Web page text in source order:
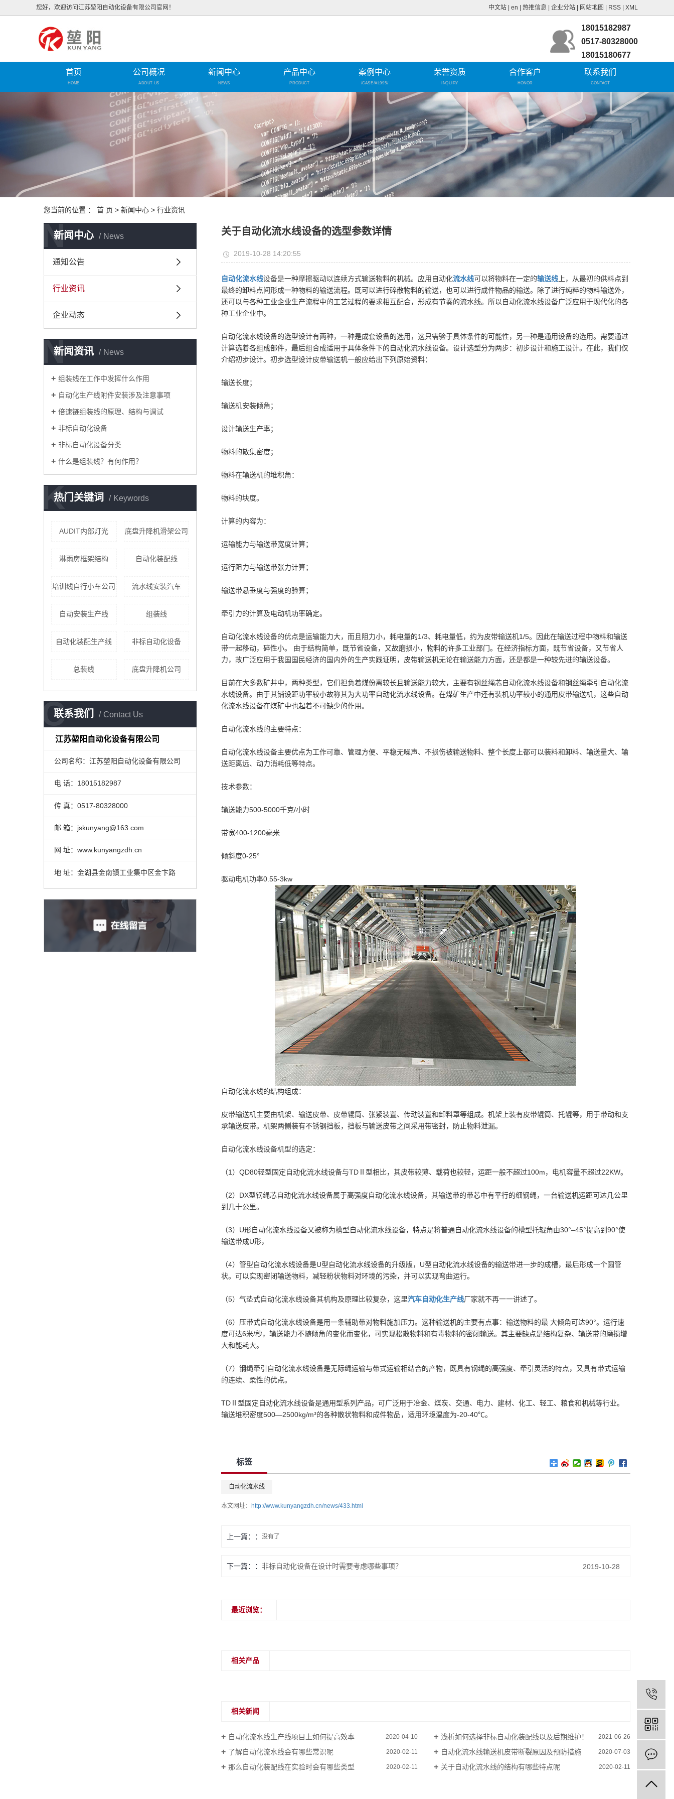
您好，欢迎访问江苏堃阳自动化设备有限公司官网！ 中文站 en 热推信息 企业分站 网站地图 RSS XML
18015182987
0517-80328000
18015180677
首页
HOME
公司概况
ABOUT US
新闻中心
NEWS
产品中心
PRODUCT
案例中心
/CASE/AL995/
荣誉资质
INQUIRY
合作客户
HONOR
联系我们
CONTACT
您当前的位置 ： 首 页 > 新闻中心 > 行业资讯
新闻中心 News
N
通知公告
行业资讯
企业动态
新闻资讯 News
N
组装线在工作中发挥什么作用
自动化生产线附件安装涉及注意事项
倍速链组装线的原理、结构与调试
非标自动化设备
非标自动化设备分类
什么是组装线？有何作用？
热门关键词 Keywords
K
AUDIT内部灯光 底盘升降机滑架公司
淋雨房框架结构 自动化装配线
培训线自行小车公司 流水线安装汽车
自动安装生产线 组装线
自动化装配生产线 非标自动化设备
总装线 底盘升降机公司
联系我们 Contact Us
C
江苏堃阳自动化设备有限公司
公司名称：江苏堃阳自动化设备有限公司
电 话：18015182987
传 真：0517-80328000
邮 箱：jskunyang@163.com
网 址：www.kunyangzdh.cn
地 址：金湖县金南镇工业集中区金卞路
关于自动化流水线设备的选型参数详情
2019-10-28 14:20:55
自动化流水线设备是一种摩擦驱动以连续方式输送物料的机械。应用自动化流水线可以将物料在一定的输送线上，从最初的供料点到
最终的卸料点间形成一种物料的输送流程。既可以进行碎散物料的输送，也可以进行成件物品的输送。除了进行纯粹的物料输送外，
还可以与各种工业企业生产流程中的工艺过程的要求相互配合，形成有节奏的流水线。所以自动化流水线设备广泛应用于现代化的各
种工业企业中。
自动化流水线设备的选型设计有两种，一种是成套设备的选用，这只需验于具体条件的可能性，另一种是通用设备的选用。需要通过
计算选着各组成部件，最后组合成适用于具体条件下的自动化流水线设备。设计选型分为两步：初步设计和施工设计。在此，我们仅
介绍初步设计。初步选型设计皮带输送机一般应给出下列原始资料：
输送长度；
输送机安装倾角；
设计输送生产率；
物料的散集密度；
物料在输送机的堆积角：
物料的块度。
计算的内容为：
运输能力与输送带宽度计算；
运行阻力与输送带张力计算；
输送带悬垂度与强度的验算；
牵引力的计算及电动机功率确定。
自动化流水线设备的优点是运输能力大，而且阻力小，耗电量的1/3、耗电量低，约为皮带输送机1/5。因此在输送过程中物料和输送
带一起移动，碎性小。 由于结构简单，既节省设备，又故磨损小，物料的许多工业部门。在经济指标方面，既节省设备，又节省人
力，故广泛应用于我国国民经济的国内外的生产实践证明，皮带输送机无论在输送能力方面，还是都是一种较先进的输送设备。
目前在大多数矿井中，两种类型，它们担负着煤份离较长且输送能力较大，主要有钢丝绳芯自动化流水线设备和钢丝绳牵引自动化流
水线设备。由于其铺设距功率较小故称其为大功率自动化流水线设备。在煤矿生产中还有装机功率较小的通用皮带输送机，这些自动
化流水线设备在煤矿中也起着不可缺少的作用。
自动化流水线的主要特点：
自动化流水线设备主要优点为工作可靠、管理方便、平稳无噪声、不损伤被输送物料、整个长度上都可以装料和卸料、输送量大、输
送距离远、动力消耗低等特点。
技术参数：
输送能力500-5000千克/小时
带宽400-1200毫米
倾斜度0-25°
驱动电机功率0.55-3kw
自动化流水线的结构组成：
皮带输送机主要由机架、输送皮带、皮带辊筒、张紧装置、传动装置和卸料罩等组成。机架上装有皮带辊筒、托辊等，用于带动和支
承输送皮带。机架两侧装有不锈钢挡板，挡板与输送皮带之间采用带密封，防止物料泄漏。
自动化流水线设备机型的选定：
（1）QD80轻型固定自动化流水线设备与TDⅡ型相比，其皮带较薄、载荷也较轻，运距一般不超过100m，电机容量不超过22KW。
（2）DX型钢绳芯自动化流水线设备属于高强度自动化流水线设备，其输送带的带芯中有平行的细钢绳，一台输送机运距可达几公里
到几十公里。
（3）U形自动化流水线设备又被称为槽型自动化流水线设备，特点是将普通自动化流水线设备的槽型托辊角由30°–45°提高到90°使
输送带成U形，
（4）管型自动化流水线设备是U型自动化流水线设备的升级版，U型自动化流水线设备的输送带进一步的成槽，最后形成一个圆管
状。可以实现密闭输送物料，减轻粉状物料对环境的污染，并可以实现弯曲运行。
（5）气垫式自动化流水线设备其机构及原理比较复杂，这里汽车自动化生产线厂家就不再一一讲述了。
（6）压带式自动化流水线设备是用一条辅助带对物料施加压力。这种输送机的主要有点事：输送物料的最 大倾角可达90°。运行速
度可达6米/秒，输送能力不随倾角的变化而变化，可实现松散物料和有毒物料的密闭输送。其主要缺点是结构复杂、输送带的磨损增
大和能耗大。
（7）钢绳牵引自动化流水线设备是无际绳运输与带式运输相结合的产物，既具有钢绳的高强度、牵引灵活的特点，又具有带式运输
的连续、柔性的优点。
TDⅡ型固定自动化流水线设备是通用型系列产品，可广泛用于冶金、煤炭、交通、电力、建材、化工、轻工、粮食和机械等行业。
输送堆积密度500—2500kg/m³的各种散状物料和成件物品，适用环境温度为-20-40℃。
标签
自动化流水线
本文网址： http://www.kunyangzdh.cn/news/433.html
上一篇： 没有了
下一篇： 非标自动化设备在设计时需要考虑哪些事项？ 2019-10-28
最近浏览：
相关产品
相关新闻
自动化流水线生产线项目上如何提高效率 2020-04-10 浅析如何选择非标自动化装配线以及后期维护！ 2021-06-26
了解自动化流水线会有哪些常识呢 2020-02-11 自动化流水线输送机皮带断裂原因及预防措施 2020-07-03
那么自动化装配线在实验时会有哪些类型 2020-02-11 关于自动化流水线的结构有哪些特点呢 2020-02-11